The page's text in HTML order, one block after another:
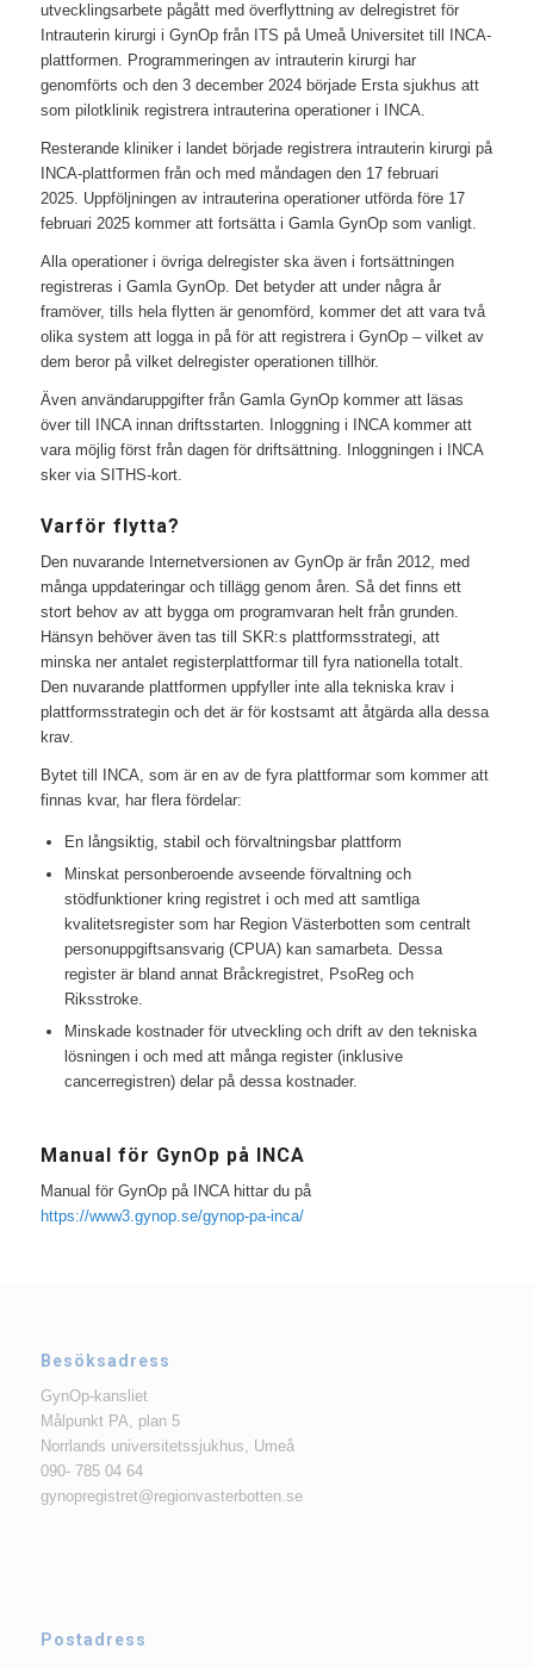
utvecklingsarbete pågått med överflyttning av delregistret för
Intrauterin kirurgi i GynOp från ITS på Umeå Universitet till INCA-
plattformen. Programmeringen av intrauterin kirurgi har
genomförts och den 3 december 2024 började Ersta sjukhus att
som pilotklinik registrera intrauterina operationer i INCA.
Resterande kliniker i landet började registrera intrauterin kirurgi på
INCA-plattformen från och med måndagen den 17 februari
2025. Uppföljningen av intrauterina operationer utförda före 17
februari 2025 kommer att fortsätta i Gamla GynOp som vanligt.
Alla operationer i övriga delregister ska även i fortsättningen
registreras i Gamla GynOp. Det betyder att under några år
framöver, tills hela flytten är genomförd, kommer det att vara två
olika system att logga in på för att registrera i GynOp – vilket av
dem beror på vilket delregister operationen tillhör.
Även användaruppgifter från Gamla GynOp kommer att läsas
över till INCA innan driftsstarten. Inloggning i INCA kommer att
vara möjlig först från dagen för driftsättning. Inloggningen i INCA
sker via SITHS-kort.
Varför flytta?
Den nuvarande Internetversionen av GynOp är från 2012, med
många uppdateringar och tillägg genom åren. Så det finns ett
stort behov av att bygga om programvaran helt från grunden.
Hänsyn behöver även tas till SKR:s plattformsstrategi, att
minska ner antalet registerplattformar till fyra nationella totalt.
Den nuvarande plattformen uppfyller inte alla tekniska krav i
plattformsstrategin och det är för kostsamt att åtgärda alla dessa
krav.
Bytet till INCA, som är en av de fyra plattformar som kommer att
finnas kvar, har flera fördelar:
En långsiktig, stabil och förvaltningsbar plattform
Minskat personberoende avseende förvaltning och
stödfunktioner kring registret i och med att samtliga
kvalitetsregister som har Region Västerbotten som centralt
personuppgiftsansvarig (CPUA) kan samarbeta. Dessa
register är bland annat Bråckregistret, PsoReg och
Riksstroke.
Minskade kostnader för utveckling och drift av den tekniska
lösningen i och med att många register (inklusive
cancerregistren) delar på dessa kostnader.
Manual för GynOp på INCA
Manual för GynOp på INCA hittar du på
https://www3.gynop.se/gynop-pa-inca/
Besöksadress
GynOp-kansliet
Målpunkt PA, plan 5
Norrlands universitetssjukhus, Umeå
090- 785 04 64
gynopregistret@regionvasterbotten.se
Postadress